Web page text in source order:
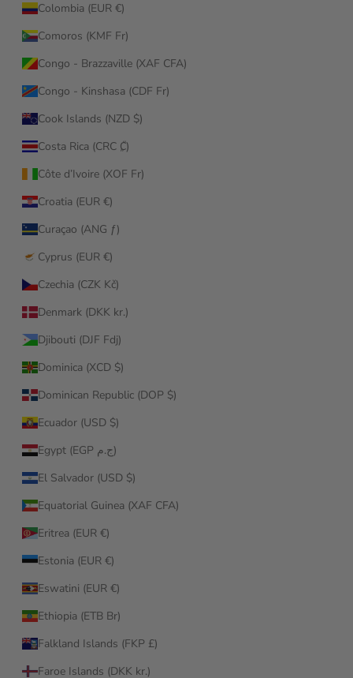
Colombia (EUR €)
Comoros (KMF Fr)
Congo - Brazzaville (XAF CFA)
Congo - Kinshasa (CDF Fr)
Cook Islands (NZD $)
Costa Rica (CRC ₡)
Côte d’Ivoire (XOF Fr)
Croatia (EUR €)
Curaçao (ANG ƒ)
Cyprus (EUR €)
Czechia (CZK Kč)
Denmark (DKK kr.)
Djibouti (DJF Fdj)
Dominica (XCD $)
Dominican Republic (DOP $)
Ecuador (USD $)
Egypt (EGP ج.م)
El Salvador (USD $)
Equatorial Guinea (XAF CFA)
Eritrea (EUR €)
Estonia (EUR €)
Eswatini (EUR €)
Ethiopia (ETB Br)
Falkland Islands (FKP £)
Faroe Islands (DKK kr.)